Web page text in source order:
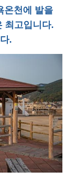
온천에 발을
최고입니다.
.